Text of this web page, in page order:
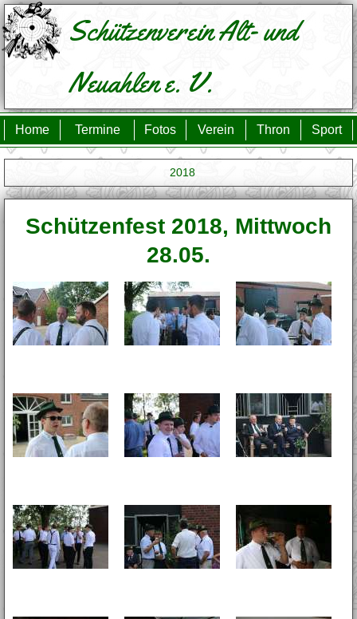
SchützenvereinAlt- und
Neuahlen e. V.
Home Termine Fotos Verein Thron Sport
2018
Schützenfest 2018, Mittwoch
28.05.